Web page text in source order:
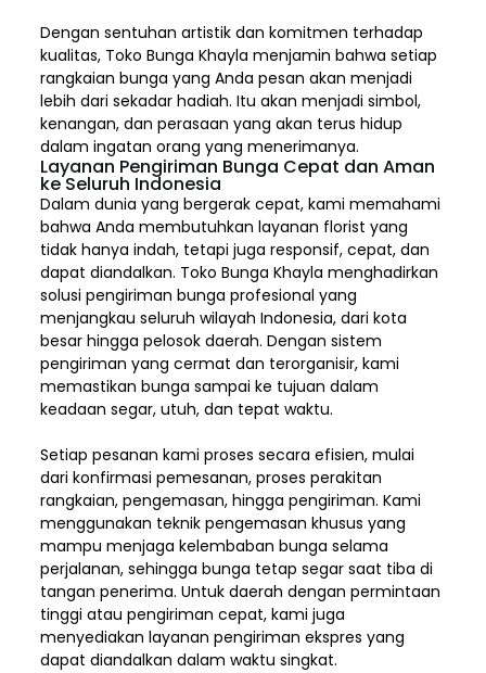
Dengan sentuhan artistik dan komitmen terhadap
kualitas, Toko Bunga Khayla menjamin bahwa setiap
rangkaian bunga yang Anda pesan akan menjadi
lebih dari sekadar hadiah. Itu akan menjadi simbol,
kenangan, dan perasaan yang akan terus hidup
dalam ingatan orang yang menerimanya.
Layanan Pengiriman Bunga Cepat dan Aman
ke Seluruh Indonesia
Dalam dunia yang bergerak cepat, kami memahami
bahwa Anda membutuhkan layanan florist yang
tidak hanya indah, tetapi juga responsif, cepat, dan
dapat diandalkan. Toko Bunga Khayla menghadirkan
solusi pengiriman bunga profesional yang
menjangkau seluruh wilayah Indonesia,dari kota
besar hingga pelosok daerah. Dengan sistem
pengiriman yang cermat dan terorganisir, kami
memastikan bunga sampai ke tujuan dalam
keadaan segar, utuh, dan tepat waktu.
Setiap pesanan kami proses secara efisien, mulai
dari konfirmasi pemesanan, proses perakitan
rangkaian, pengemasan, hingga pengiriman. Kami
menggunakan teknik pengemasan khusus yang
mampu menjaga kelembaban bunga selama
perjalanan, sehingga bunga tetap segar saat tiba di
tangan penerima. Untuk daerah dengan permintaan
tinggi atau pengiriman cepat, kami juga
menyediakan layanan pengiriman ekspres yang
dapat diandalkan dalam waktu singkat.